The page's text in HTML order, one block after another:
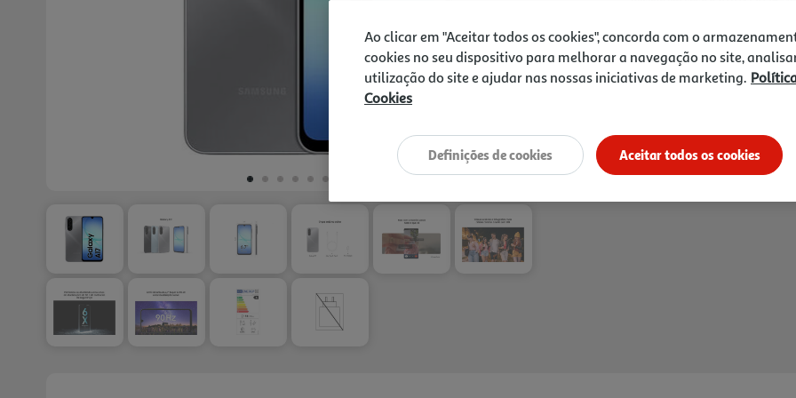
3hRecolha Drive*
*Mediante disponibilidade de slot de
Ao clicar em "Aceitar todos os cookies", concorda com o
cookies no seu dispositivo para melhorar a navegação no site,
utilização do site e ajudar nas nossas iniciativas de marketing.
Cookies
Aceitar todos os cookies
Definições de cookies